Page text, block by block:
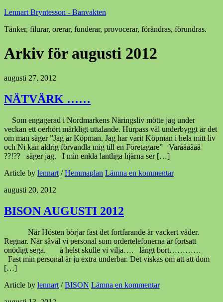
Lennart Bryntesson - Banvakten
Tänker, filurar, orerar, funderar, provocerar, förändras, förundras.
Arkiv för augusti 2012
augusti 27, 2012
NÄTVÄRK ……
Som engagerad i Nordmarkens Näringsliv mötte jag under
veckan ett oerhört märkligt uttalande. Hurpass väl underbyggt är det
om man säger ”Jag är Köpman. Jag har varit Köpman i hela mitt liv
och Ni kan aldrig förvandla mig till en Företagare” Varåååååå
??!?? säger jag. I min enkla lantliga hjärna ser […]
Article by lennart /Hemmaplan Lämna en kommentar
augusti 20, 2012
BISON AUGUSTI 2012
När Hösten börjar fast det fortfarande är vackert väder.
Regnar. När såväl vi personal som ordertelefonerna är fortsatt
onödigt sega. å helst skulle vi vilja…. långt bort…………
Fast min personal är ju extra underbar. Det viskas om att att dom
[…]
Article by lennart /BISON Lämna en kommentar